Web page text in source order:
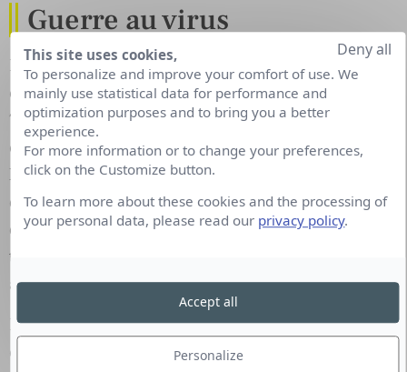
Guerre au virus
Le 16 mars marque un tournant dans l’histoire de
cette crise avecl’adresse du Présidentqui martèle
7 fois le mot de « guerre » pour annoncer le
confinement, les règles de distanciation sociale et
le gel de l’économie. Assortie de mesures radicales
de soutien aux salariés et aux entreprises, cette
décision est saluée par une hausse vertigineuse du
taux d’approbation du Président, qui passe de 25%
à 36% entre le 10 mars et le 7 avril.
Il est vrai que le gouvernement ne ménage pas ses
efforts avec la
prise en charge intégrale du
This site uses cookies,
To personalize and improve your comfort of use. We
mainly use statistical data for performance and
optimization purposes and to bring you a better
experience.
For more information or to change your preferences,
click on the Customize button.
To learn more about these cookies and the processing of
your personal data, please read our privacy policy.
Personalize
Deny all
Accept all